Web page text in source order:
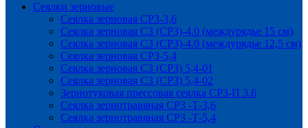
Сеялки зерновые
Сеялка зерновая СРЗ-3,6
Сеялка зерновая СЗ (СРЗ)-4.0 (междурядье 15 см)
Сеялка зерновая СЗ (СРЗ)-4.0 (междурядье 12,5 см)
Сеялка зерновая СРЗ-5,4
Сеялка зерновая СЗ (СРЗ) 5,4-01
Сеялка зерновая СЗ (СРЗ) 5,4-02
Зернотуковая прессовая сеялка СРЗ-П 3.6
Сеялка зернотравяная СРЗ -Т-3,6
Сеялка зернотравяная СРЗ -Т-5,4